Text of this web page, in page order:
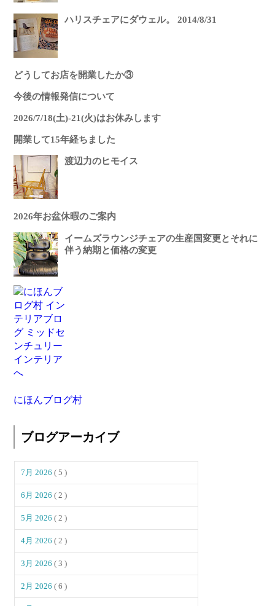
ハリスチェアにダウェル。 2014/8/31
どうしてお店を開業したか③
今後の情報発信について
2026/7/18(土)-21(火)はお休みします
開業して15年経ちました
渡辺力のヒモイス
2026年お盆休暇のご案内
イームズラウンジチェアの生産国変更とそれに
伴う納期と価格の変更
にほんブログ村
ブログアーカイブ
7月 2026( 5 )
6月 2026( 2 )
5月 2026( 2 )
4月 2026( 2 )
3月 2026( 3 )
2月 2026( 6 )